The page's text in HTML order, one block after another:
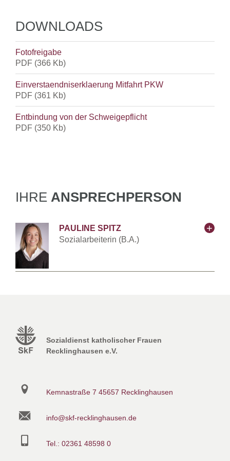
DOWNLOADS
Fotofreigabe
PDF (366 Kb)
Einverstaendniserklaerung Mitfahrt PKW
PDF (361 Kb)
Entbindung von der Schweigepflicht
PDF (350 Kb)
IHRE ANSPRECHPERSON
PAULINE SPITZ
Sozialarbeiterin (B.A.)
recklinghausen.de
Sozialdienst katholischer Frauen
Recklinghausen e.V.
Kemnastraße 7 45657 Recklinghausen
info@skf-recklinghausen.de
Tel.: 02361 48598 0